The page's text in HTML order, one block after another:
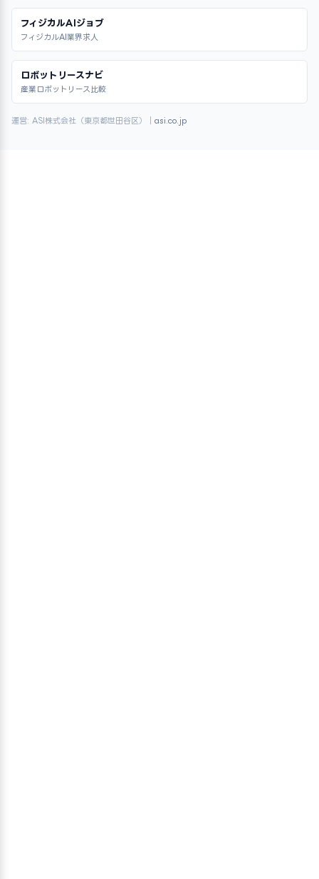
フィジカルAIジョブ
フィジカルAI業界求人
ロボットリースナビ
産業ロボットリース比較
運営: ASI株式会社（東京都世田谷区）｜ asi.co.jp